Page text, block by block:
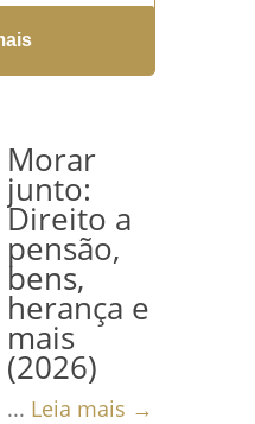
imóveis é o
garante
Morar
junto:
Direito a
pensão,
bens,
herança e
mais
(2026)
... Leia mais →